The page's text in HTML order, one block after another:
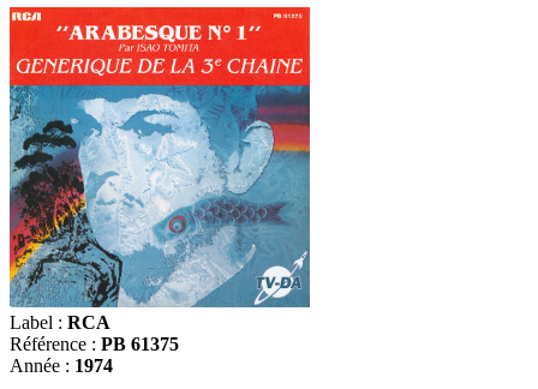
Label : RCA
Référence : PB 61375
Année : 1974